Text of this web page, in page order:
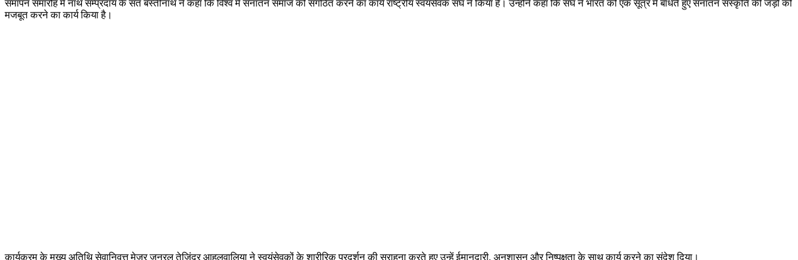
समापन समारोह में नाथ सम्प्रदाय के संत बस्तीनाथ ने कहा कि विश्व में सनातन समाज को संगठित करने का कार्य राष्ट्रीय स्वयंसेवक संघ ने किया है। उन्होंने कहा कि संघ ने भारत को एक सूत्र में बांधते हुए सनातन संस्कृति की जड़ों को
मजबूत करने का कार्य किया है।
कार्यक्रम के मुख्य अतिथि सेवानिवृत्त मेजर जनरल तेजिंदर आहलुवालिया ने स्वयंसेवकों के शारीरिक प्रदर्शन की सराहना करते हुए उन्हें ईमानदारी, अनुशासन और निष्पक्षता के साथ कार्य करने का संदेश दिया।